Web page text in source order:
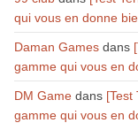
qui vous en donne
Daman Gamesdans
gamme qui vous en
DM Gamedans [Test
gamme qui vous en